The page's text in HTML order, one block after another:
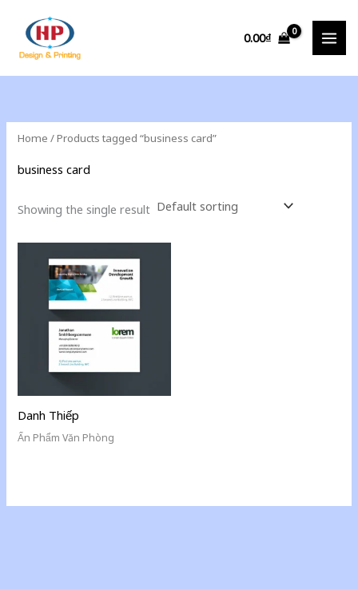
content
0.00₫
Home / Products tagged “business card”
business card
Showing the single result
Danh Thiếp
Ấn Phẩm Văn Phòng